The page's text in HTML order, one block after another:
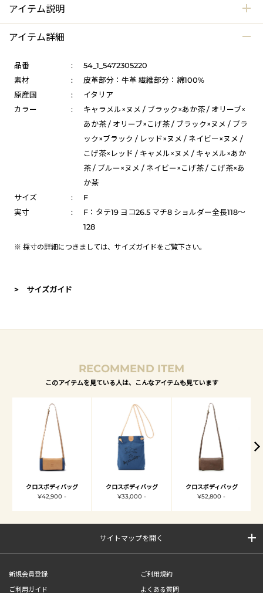
アイテム説明
アイテム詳細
品番 :
54_1_5472305220
素材
:
皮革部分：牛革 繊維部分：綿100%
原産国
:
イタリア
カラー
:
キャラメル×ヌメ / ブラック×あか茶 / オリーブ×
あか茶 / オリーブ×こげ茶 / ブラック×ヌメ / ブラ
ック×ブラック / レッド×ヌメ / ネイビー×ヌメ /
こげ茶×レッド / キャメル×ヌメ / キャメル×あか
茶 / ブルー×ヌメ / ネイビー×こげ茶 / こげ茶×あ
か茶
サイズ
:
F
実寸
:
F：タテ19 ヨコ26.5 マチ8 ショルダー全長118～
128
※ 採寸の詳細につきましては、 サイズガイドをご覧下さい。
> サイズガイド
RECOMMEND ITEM
このアイテムを見ている人は、こんなアイテムも見ています
クロスボディバッグ
¥42,900 -
クロスボディバッグ
¥33,000 -
クロスボディバッグ
¥52,800 -
サイトマップを開く
新規会員登録
ご利用規約
ご利用ガイド
よくある質問